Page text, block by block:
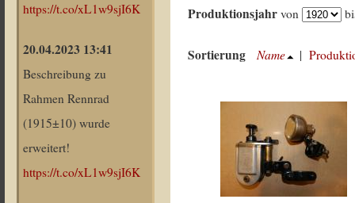
https://t.co/xL1w9sjI6K
20.04.2023 13:41
Beschreibung zu
Rahmen Rennrad
(1915±10) wurde
erweitert!
https://t.co/xL1w9sjI6K
Produktionsjahr von
Sortierung Name |